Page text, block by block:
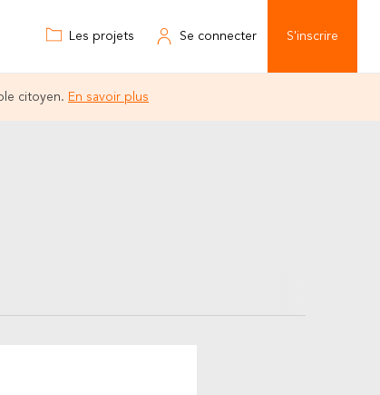
S'inscrire
Les projets Se connecter
citoyen. En savoir plus